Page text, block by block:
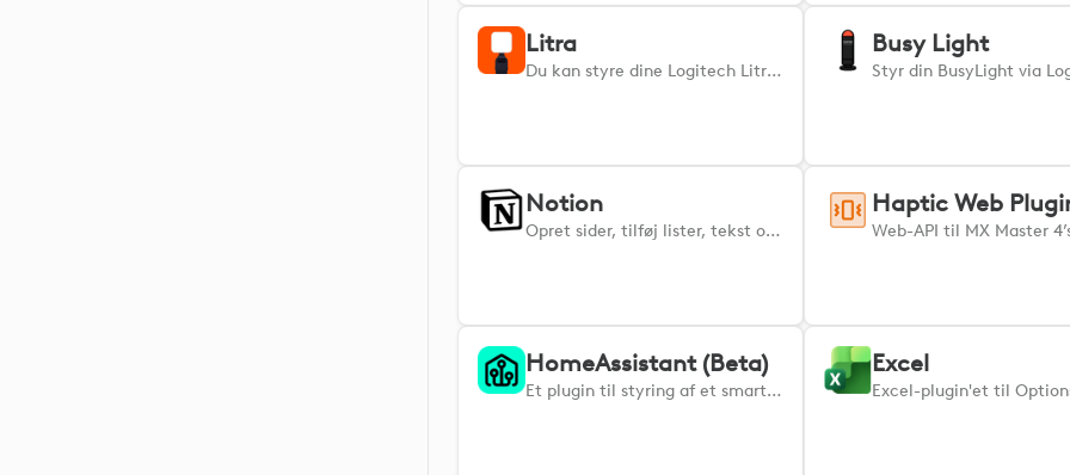
Litra
Du kan styre dine Logitech Litra-enheder direkte via MX Creative Console eller Actions Ring.
Busy Light
Notion
Opret sider, tilføj lister, tekst og mange andre blokke til dine sider. Naviger og omorganiser dit indhold
Haptic Web
HomeAssistant (Beta)
Et plugin til styring af et smart hjem via Home Assistant. Følg installationsvejledningen på: https://github.com/Logitech/cto-HomeAssistantPlugin-OptionsPlus for at komme i gang Bemærk, at dette er et praktikprojekt af Cristian Safta og ikke officielt understøttes af Logitech. Logitech yder ingen garantier eller teknisk support til dette plugin.
Excel